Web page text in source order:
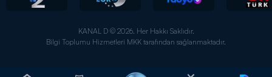
KANAL D © 2026. Her Hakkı Saklıdır.
Bilgi Toplumu Hizmetleri MKK tarafından sağlanmaktadır.